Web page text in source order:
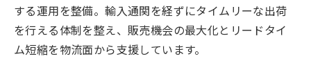
する運用を整備。輸入通関を経ずにタイムリーな出荷
を行える体制を整え、販売機会の最大化とリードタイ
ム短縮を物流面から支援しています。